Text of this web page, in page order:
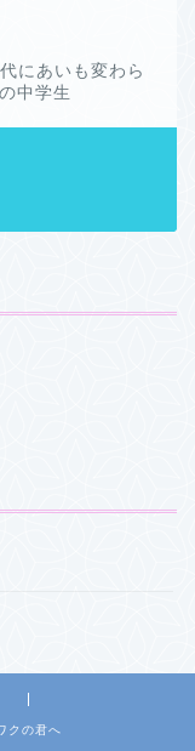
にあいも変わら
中学生
クの君へ